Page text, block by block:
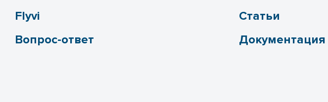
Flyvi
Вопрос-ответ
Статьи
Документация